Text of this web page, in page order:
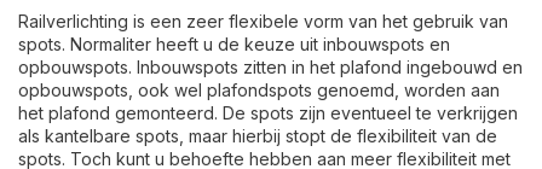
Railverlichting is een zeer flexibele vorm van het gebruik van
spots. Normaliter heeft u de keuze uit inbouwspots en
opbouwspots. Inbouwspots zitten in het plafond ingebouwd en
opbouwspots, ook wel plafondspots genoemd, worden aan
het plafond gemonteerd. De spots zijn eventueel te verkrijgen
als kantelbare spots, maar hierbij stopt de flexibiliteit van de
spots. Toch kunt u behoefte hebben aan meer flexibiliteit met